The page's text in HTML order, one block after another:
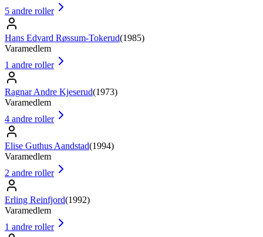
5 andre roller
Hans Edvard Røssum-Tokerud(1985)
Varamedlem
1 andre roller
Ragnar Andre Kjeserud(1973)
Varamedlem
4 andre roller
Elise Guthus Aandstad(1994)
Varamedlem
2 andre roller
Erling Reinfjord(1992)
Varamedlem
1 andre roller